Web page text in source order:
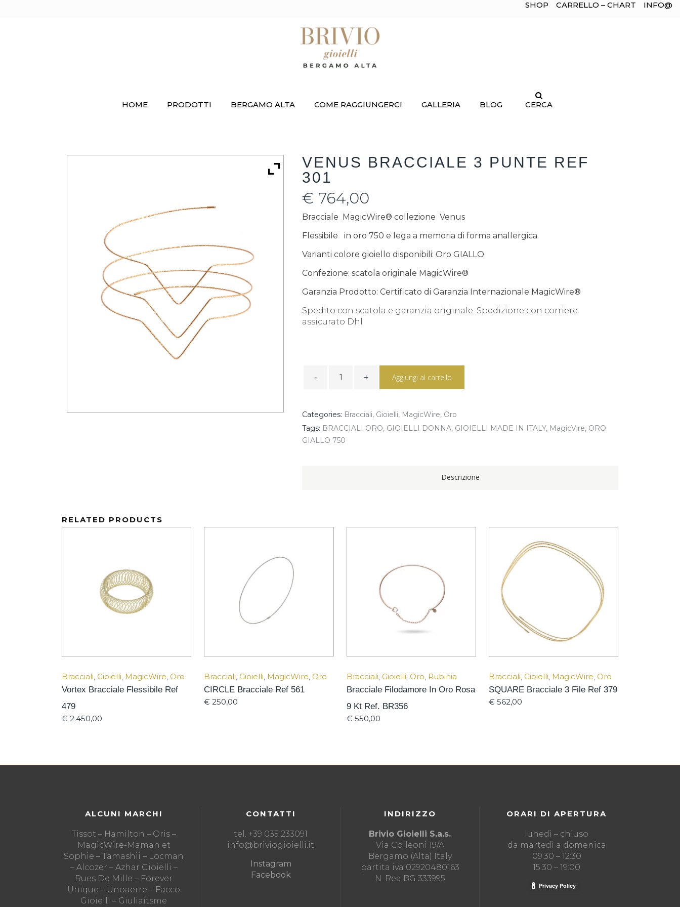
SHOP CARRELLO – CHART INFO@
HOME PRODOTTI BERGAMO ALTA COME RAGGIUNGERCI GALLERIA BLOG CERCA
VENUS BRACCIALE 3 PUNTE REF
301
€ 764,00
Bracciale MagicWire® collezione Venus
Flessibile in oro 750 e lega a memoria di forma anallergica.
Varianti colore gioiello disponibili: Oro GIALLO
Confezione: scatola originale MagicWire®
Garanzia Prodotto: Certificato di Garanzia Internazionale MagicWire®
Spedito con scatola e garanzia originale. Spedizione con corriere
assicurato Dhl
bracciale
301
quantity
Aggiungi al carrello
Categories: Bracciali, Gioielli, MagicWire, Oro
Tags: BRACCIALI ORO, GIOIELLI DONNA, GIOIELLI MADE IN ITALY, MagicVire, ORO
GIALLO 750
Descrizione
RELATED PRODUCTS
Bracciali, Gioielli, MagicWire, Oro
Vortex Bracciale Flessibile Ref
479
€ 2.450,00
Bracciali, Gioielli, MagicWire, Oro
CIRCLE Bracciale Ref 561
€ 250,00
Bracciali, Gioielli, Oro, Rubinia
Bracciale Filodamore In Oro Rosa
9 Kt Ref. BR356
€ 550,00
Bracciali, Gioielli, MagicWire, Oro
SQUARE Bracciale 3 File Ref 379
€ 562,00
ALCUNI MARCHI
Tissot – Hamilton – Oris –
MagicWire-Maman et
Sophie – Tamashii – Locman
– Alcozer – Azhar Gioielli –
Rues De Mille – Forever
Unique – Unoaerre – Facco
Gioielli – Giuliaitsme
CONTATTI
tel. +39 035 233091
info@briviogioielli.it
Instagram
Facebook
INDIRIZZO
Brivio Gioielli S.a.s.
Via Colleoni 19/A
Bergamo (Alta) Italy
partita iva 02920480163
N. Rea BG 333995
ORARI DI APERTURA
lunedì – chiuso
da martedì a domenica
09:30 – 12:30
15:30 – 19:00